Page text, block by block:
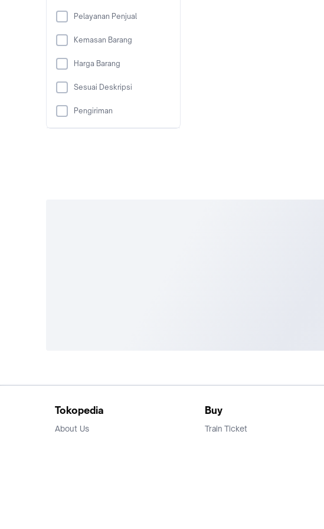
Pelayanan Penjual
Kemasan Barang
Harga Barang
Sesuai Deskripsi
Pengiriman
Tokopedia
About Us
Buy
Train Ticket